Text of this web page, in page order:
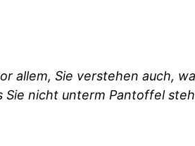
allem, Sie verstehen auch,
Sie nicht unterm Pantoffel